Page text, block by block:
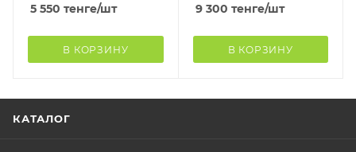
5 550 тенге/шт
В КОРЗИНУ
9 300 тенге/шт
В КОРЗИНУ
КАТАЛОГ